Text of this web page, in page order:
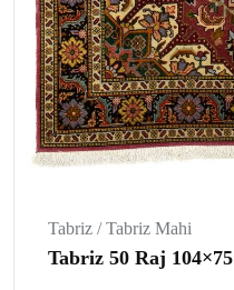
Tabriz / Tabriz Mahi
Tabriz 50 Raj 104×75